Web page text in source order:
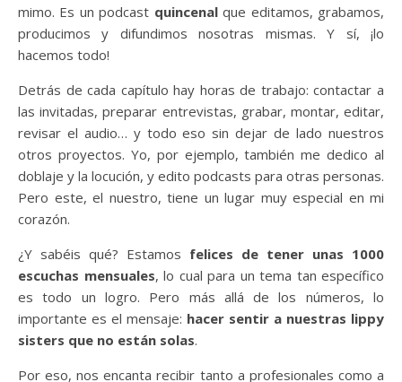
mimo. Es un podcast quincenalque editamos, grabamos,
producimos y difundimos nosotras mismas. Y sí, ¡lo
hacemos todo!
Detrás de cada capítulo hay horas de trabajo: contactar a
las invitadas, preparar entrevistas, grabar, montar, editar,
revisar el audio… y todo eso sin dejar de lado nuestros
otros proyectos. Yo, por ejemplo, también me dedico al
doblaje y la locución, y edito podcasts para otras personas.
Pero este, el nuestro, tiene un lugar muy especial en mi
corazón.
¿Y sabéis qué? Estamos felices de tener unas 1000
escuchas mensuales, lo cual para un tema tan específico
es todo un logro. Pero más allá de los números, lo
importante es el mensaje: hacer sentir a nuestras lippy
sisters que no están solas.
Por eso, nos encanta recibir tanto a profesionales como a